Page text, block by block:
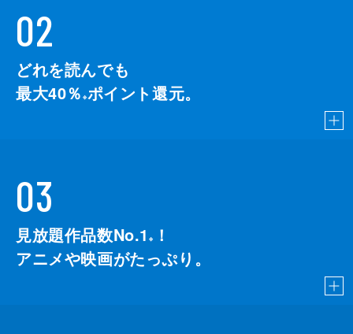
02
どれを読んでも
最大40％ ※ポイント還元。
03
見放題作品数No.1 ※
！
アニメや映画がたっぷり。